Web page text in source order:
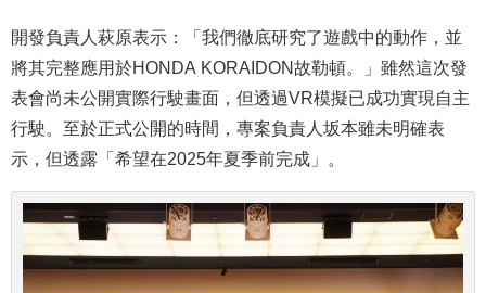
開發負責人萩原表示：「我們徹底研究了遊戲中的動作，並
將其完整應用於HONDA KORAIDON故勒頓。」雖然這次發
表會尚未公開實際行駛畫面，但透過VR模擬已成功實現自主
行駛。至於正式公開的時間，專案負責人坂本雖未明確表
示，但透露「希望在2025年夏季前完成」。